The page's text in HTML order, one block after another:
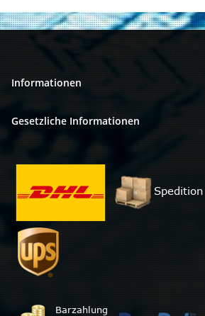
Informationen
Gesetzliche Informationen